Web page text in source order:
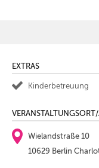
EXTRAS
Kinderbetreuung
VERANSTALTUNGSORT/
Wielandstraße 10
10629 Berlin